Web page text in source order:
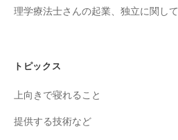
理学療法士さんの起業、独立に関して
トピックス
上向きで寝れること
提供する技術など